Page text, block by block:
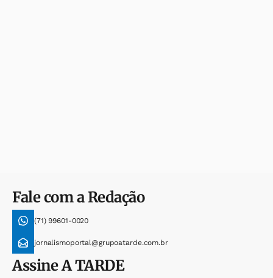
Fale com a Redação
(71) 99601-0020
jornalismoportal@grupoatarde.com.br
AssineA TARDE